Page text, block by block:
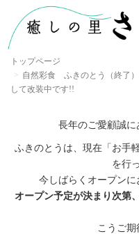
トップページ
自然彩食 ふきのとう（終了
して改装中です!!
長年のご愛顧誠に
ふきのとうは、現在「お手
を行
今しばらくオープンに
オープン予定が決まり次第
こうご期